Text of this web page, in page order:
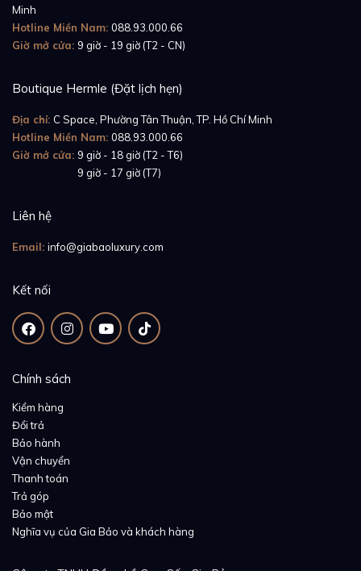
Minh
Hotline Miền Nam: 088.93.000.66
Giờ mở cửa: 9 giờ - 19 giờ (T2 - CN)
Boutique Hermle (Đặt lịch hẹn)
Địa chỉ: C Space, Phường Tân Thuận, TP. Hồ Chí Minh
Hotline Miền Nam: 088.93.000.66
Giờ mở cửa: 9 giờ - 18 giờ (T2 - T6)
9 giờ - 17 giờ (T7)
Liên hệ
Email: info@giabaoluxury.com
Kết nối
Chính sách
Kiểm hàng
Đổi trả
Bảo hành
Vận chuyển
Thanh toán
Trả góp
Bảo mật
Nghĩa vụ của Gia Bảo và khách hàng